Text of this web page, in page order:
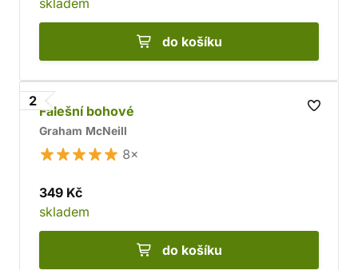
skladem
do košíku
2
Falešní bohové
Graham McNeill
8×
349 Kč
skladem
do košíku